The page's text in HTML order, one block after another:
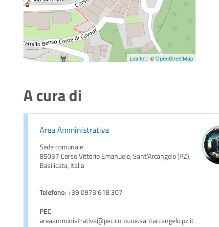
Leaflet | ©OpenStreetMap
A cura di
Area Amministrativa
Sede comunale
85037 Corso Vittorio Emanuele, Sant’Arcangelo (PZ),
Basilicata, Italia
Telefono: +39 0973 618 307
PEC:
areaamministrativa@pec.comune.santarcangelo.pz.it